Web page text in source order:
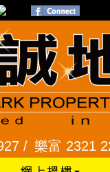
樂富 2321 2287 /